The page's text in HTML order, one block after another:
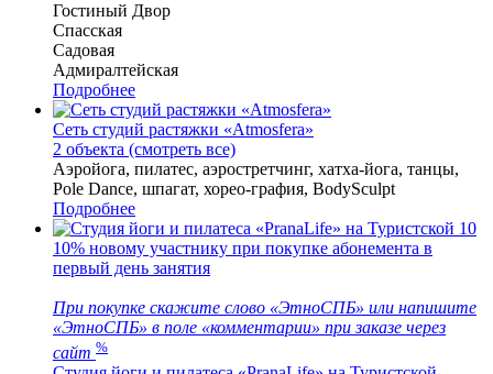
Гостиный Двор
Спасская
Садовая
Адмиралтейская
Подробнее
Сеть студий растяжки «Atmosfera»
2 объекта (смотреть все)
Аэройога, пилатес, аэростретчинг, хатха-йога, танцы,
Pole Dance, шпагат, хорео-графия, BodySculpt
Подробнее
10
10% новому участнику при покупке абонемента в
первый день занятия
При покупке скажите слово «ЭтноСПБ» или напишите
«ЭтноСПБ» в поле «комментарии» при заказе через
сайт %